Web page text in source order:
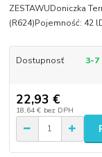
ZESTAWUDoniczka
(R624)Pojemność: 42
Dostupnosť 3-7
22,93 €
18,64 € bez DPH